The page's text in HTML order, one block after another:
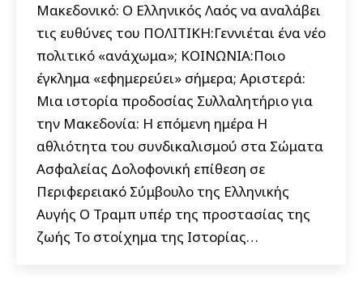
Μακεδονικό: Ο Ελληνικός Λαός να αναλάβει
τις ευθύνες του ΠΟΛΙΤΙΚΗ:Γεννιέται ένα νέο
πολιτικό «ανάχωμα»; ΚΟΙΝΩΝΙΑ:Ποιο
έγκλημα «εφημερεύει» σήμερα; Αριστερά:
Μια ιστορία προδοσίας Συλλαλητήριο για
την Μακεδονία: Η επόμενη ημέρα Η
αθλιότητα του συνδικαλισμού στα Σώματα
Ασφαλείας Δολοφονική επίθεση σε
Περιφερειακό Σύμβουλο της Ελληνικής
Αυγής Ο Τραμπ υπέρ της προστασίας της
ζωής Το στοίχημα της Ιστορίας…